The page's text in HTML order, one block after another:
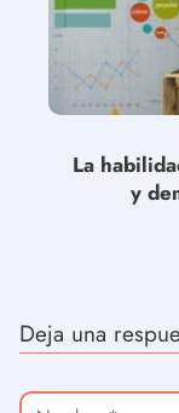
La
y
Deja una